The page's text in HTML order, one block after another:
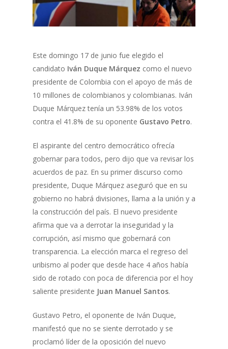
Este domingo 17 de junio fue elegido el
candidato Iván Duque Márquez como el nuevo
presidente de Colombia con el apoyo de más de
10 millones de colombianos y colombianas. Iván
Duque Márquez tenía un 53.98% de los votos
contra el 41.8% de su oponente Gustavo Petro.
El aspirante del centro democrático ofrecía
gobernar para todos, pero dijo que va revisar los
acuerdos de paz. En su primer discurso como
presidente, Duque Márquez aseguró que en su
gobierno no habrá divisiones, llama a la unión y a
la construcción del país. El nuevo presidente
afirma que va a derrotar la inseguridad y la
corrupción, así mismo que gobernará con
transparencia. La elección marca el regreso del
uribismo al poder que desde hace 4 años había
sido de rotado con poca de diferencia por el hoy
saliente presidente Juan Manuel Santos.
Gustavo Petro, el oponente de Iván Duque,
manifestó que no se siente derrotado y se
proclamó líder de la oposición del nuevo